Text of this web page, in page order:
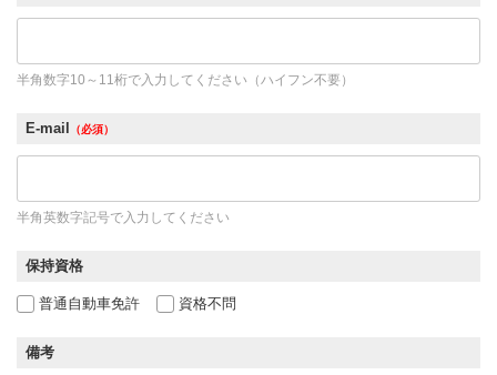
半角数字10～11桁で入力してください（ハイフン不要）
E-mail （必須）
半角英数字記号で入力してください
保持資格
普通自動車免許 資格不問
備考